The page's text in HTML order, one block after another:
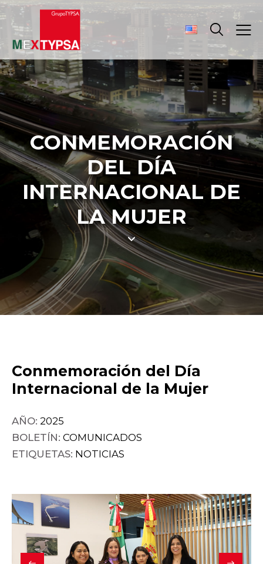
CONMEMORACIÓN
DEL DÍA
INTERNACIONAL DE
LA MUJER
Conmemoración del Día
Internacional de la Mujer
AÑO: 2025
BOLETÍN: COMUNICADOS
ETIQUETAS: NOTICIAS